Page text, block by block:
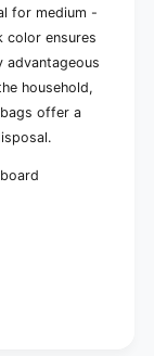
for medium -
color ensures
household,
offer a